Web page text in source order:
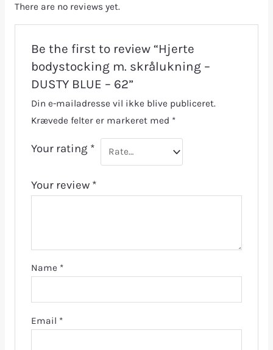
There are no reviews yet.
Be the first to review “Hjerte
bodystocking m. skrålukning –
DUSTY BLUE – 62”
Din e-mailadresse vil ikke blive publiceret.
Krævede felter er markeret med *
Your rating *
Your review *
Name *
Email *